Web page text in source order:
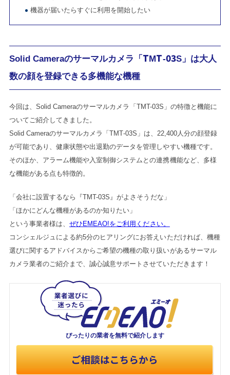
機器が届いたらすぐに利用を開始したい
Solid Cameraのサーマルカメラ「TMT-03S」 は大人
数の顔を登録できる多機能な機種
今回は、Solid Cameraのサーマルカメラ「TMT-03S」の特徴と機能に
ついてご紹介してきました。
Solid Cameraのサーマルカメラ「TMT-03S」は、22,400人分の顔登録
が可能であり、健康状態や出退勤のデータを管理しやすい機種です。
そのほか、アラーム機能や入室制御システムとの連携機能など、多様
な機能がある点も特徴的。
「会社に設置するなら『TMT-03S』がよさそうだな」
「ほかにどんな機種があるのか知りたい」
という事業者様は、ぜひEMEAO!をご利用ください。
コンシェルジュによる約5分のヒアリングにお答えいただければ、機種
選びに関するアドバイスからご希望の機種の取り扱いがあるサーマル
カメラ業者のご紹介まで、誠心誠意サポートさせていただきます！
ぴったりの業者を無料で紹介します